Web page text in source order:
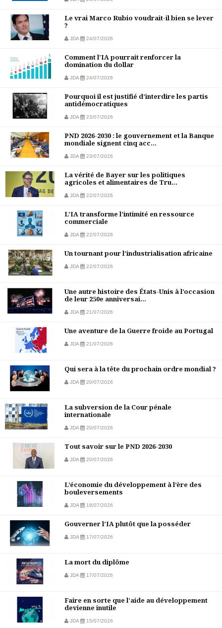
Le vrai Marco Rubio voudrait-il bien se lever
?
JDA 24/07/2026
Comment l'IA pourrait renforcer la
domination du dollar
JDA 24/07/2026
Pourquoi il est justifié d’interdire les partis
antidémocratiques
JDA 23/07/2026
PND 2026-2030 : le gouvernement et la Banque
mondiale signent cinq acc...
JDA 23/07/2026
La vérité de Bayer sur les politiques
agricoles et alimentaires de Tru...
JDA 22/07/2026
L’IA transforme l’intimité en ressource
commerciale
JDA 22/07/2026
Un tournant pour l’industrialisation africaine
JDA 22/07/2026
Une autre histoire des États-Unis à l’occasion
de leur 250e anniversai...
JDA 21/07/2026
Une aventure de la Guerre froide au Portugal
JDA 21/07/2026
Qui sera à la tête du prochain ordre mondial ?
JDA 20/07/2026
La subversion de la Cour pénale
internationale
JDA 20/07/2026
Tout savoir sur le PND 2026-2030
JDA 20/07/2026
L’économie du développement à l’ère des
bouleversements
JDA 18/07/2026
Gouverner l’IA plutôt que la posséder
JDA 17/07/2026
La mort du diplôme
JDA 17/07/2026
Faire en sorte que l’aide au développement
devienne inutile
JDA 15/07/2026